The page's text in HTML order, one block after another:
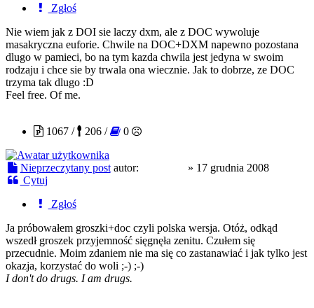
Zgłoś
Nie wiem jak z DOI sie laczy dxm, ale z DOC wywoluje
masakryczna euforie. Chwile na DOC+DXM napewno pozostana
dlugo w pamieci, bo na tym kazda chwila jest jedyna w swoim
rodzaju i chce sie by trwala ona wiecznie. Jak to dobrze, ze DOC
trzyma tak dlugo :D
Feel free. Of me.
1067 /
206 / 0
Nieprzeczytany post autor: » 17 grudnia 2008
Cytuj
Zgłoś
Ja próbowałem groszki+doc czyli polska wersja. Otóż, odkąd
wszedł groszek przyjemność sięgnęła zenitu. Czułem się
przecudnie. Moim zdaniem nie ma się co zastanawiać i jak tylko jest
okazja, korzystać do woli ;-) ;-)
I don't do drugs. I am drugs.